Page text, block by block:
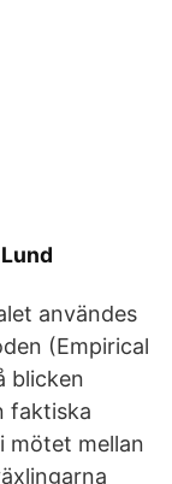
användes
(Empirical
blicken
faktiska
mötet mellan